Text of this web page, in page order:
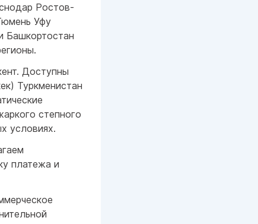
Ростов-
Уфу
Башкортостан
Доступны
Туркменистан
степного
условиях.
платежа и